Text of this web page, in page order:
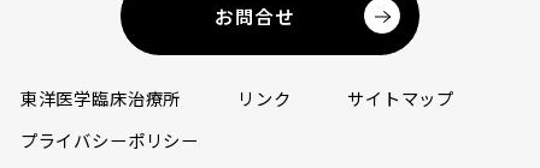
お問合せ
東洋医学臨床治療所 リンク
サイトマップ
プライバシーポリシー